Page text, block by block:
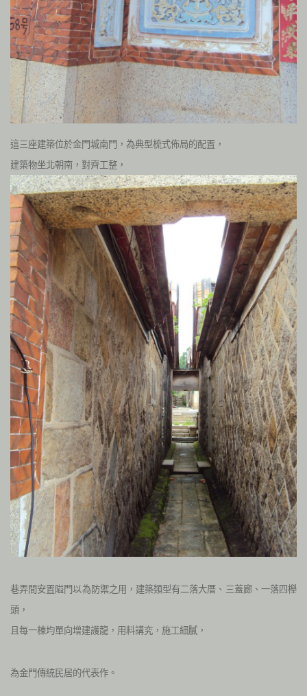
這三座建築位於金門城南門，為典型梳式佈局的配置，
建築物坐北朝南，對齊工整，
巷弄間安置隘門以為防禦之用，建築類型有二落大厝、三蓋廊、一落四櫸
頭，
且每一棟均單向增建護龍，用料講究，施工細膩，
為金門傳統民居的代表作。